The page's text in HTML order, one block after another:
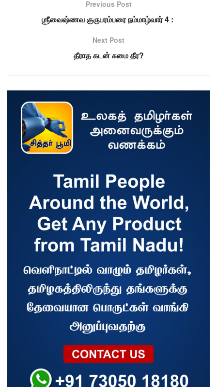
Previous Post
ஶ்ரீவைஷ்ணவ குருபரம்பரை நம்மாழ்வார் 4 :
Next Post
தீராத கடன் சுமை தீர?